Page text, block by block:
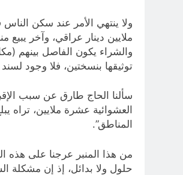
والشراء يكون الفاصل بينهم
توثيقها بنسختين، فلا وجود
سألنا الحاج طارق عن سبب
المناطق”.
من هذا المنبر عرجنا على هذه
حلول ولا بدائل، إذ إن مشكلة